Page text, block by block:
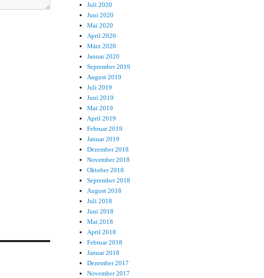
Juli 2020
Juni 2020
Mai 2020
April 2020
März 2020
Januar 2020
September 2019
August 2019
Juli 2019
Juni 2019
Mai 2019
April 2019
Februar 2019
Januar 2019
Dezember 2018
November 2018
Oktober 2018
September 2018
August 2018
Juli 2018
Juni 2018
Mai 2018
April 2018
Februar 2018
Januar 2018
Dezember 2017
November 2017